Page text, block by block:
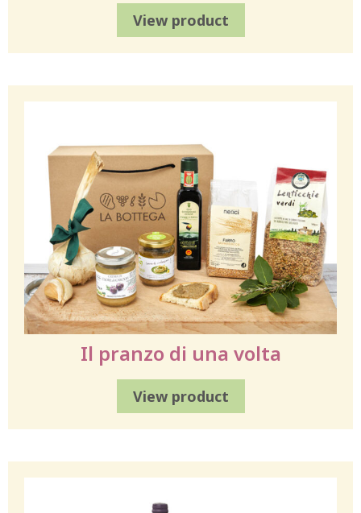
View product
Il pranzo di una volta
View product